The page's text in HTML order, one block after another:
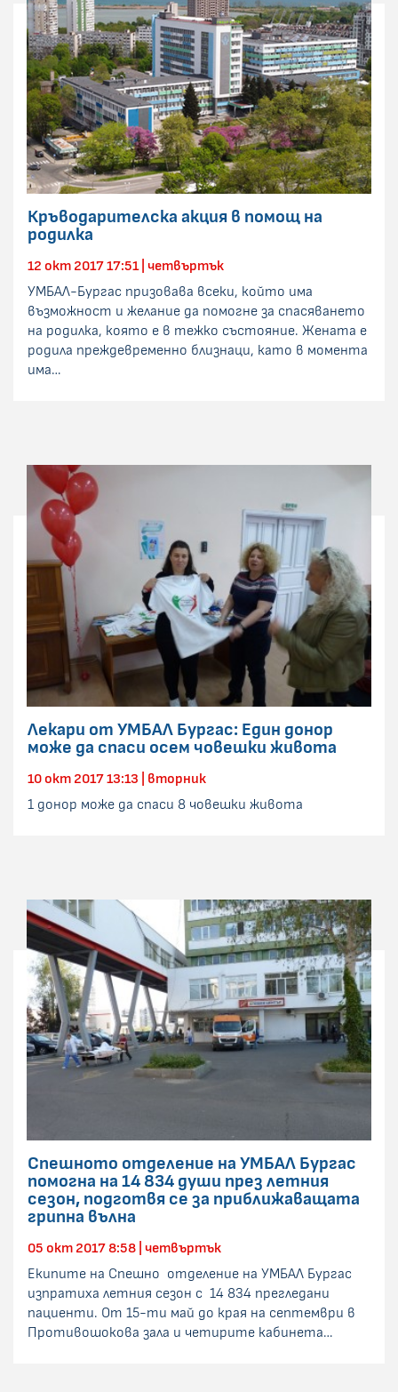
Кръводарителска акция в помощ на
родилка
12 окт 2017 17:51 | четвъртък
УМБАЛ-Бургас призовава всеки, който има
възможност и желание да помогне за спасяването
на родилка, която е в тежко състояние. Жената е
родила преждевременно близнаци, като в момента
има…
Лекари от УМБАЛ Бургас: Един донор
може да спаси осем човешки живота
10 окт 2017 13:13 | вторник
1 донор може да спаси 8 човешки живота
Спешното отделение на УМБАЛ Бургас
помогна на 14 834 души през летния
сезон, подготвя се за приближаващата
грипна вълна
05 окт 2017 8:58 | четвъртък
Екипите на Спешно отделение на УМБАЛ Бургас
изпратиха летния сезон с 14 834 прегледани
пациенти. От 15-ти май до края на септември в
Противошокова зала и четирите кабинета…